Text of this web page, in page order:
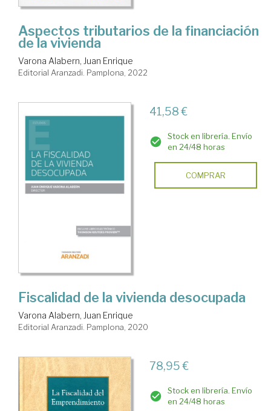
Aspectos tributarios de la financiación
de la vivienda
Varona Alabern, Juan Enrique
Editorial Aranzadi. Pamplona, 2022
41,58 €
Stock en librería. Envío
en 24/48 horas
COMPRAR
Fiscalidad de la vivienda desocupada
Varona Alabern, Juan Enrique
Editorial Aranzadi. Pamplona, 2020
78,95 €
Stock en librería. Envío
en 24/48 horas